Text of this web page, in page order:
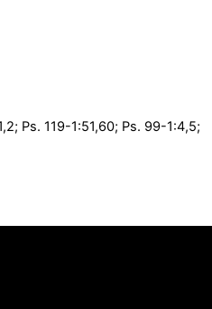
Ps. 119-1:51,60; Ps. 99-1:4,5;